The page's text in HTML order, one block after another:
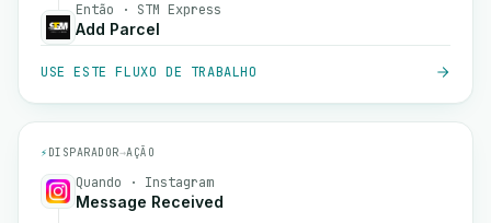
Então · STM Express
Add Parcel
USE ESTE FLUXO DE TRABALHO
⚡ DISPARADOR→AÇÃO
Quando · Instagram
Message Received